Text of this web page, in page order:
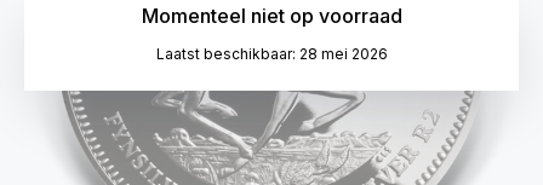
Momenteel niet op voorraad
Laatst beschikbaar: 28 mei 2026